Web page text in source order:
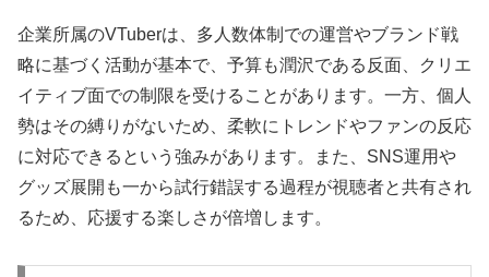
企業所属のVTuberは、多人数体制での運営やブランド戦
略に基づく活動が基本で、予算も潤沢である反面、クリエ
イティブ面での制限を受けることがあります。一方、個人
勢はその縛りがないため、柔軟にトレンドやファンの反応
に対応できるという強みがあります。また、SNS運用や
グッズ展開も一から試行錯誤する過程が視聴者と共有され
るため、応援する楽しさが倍増します。